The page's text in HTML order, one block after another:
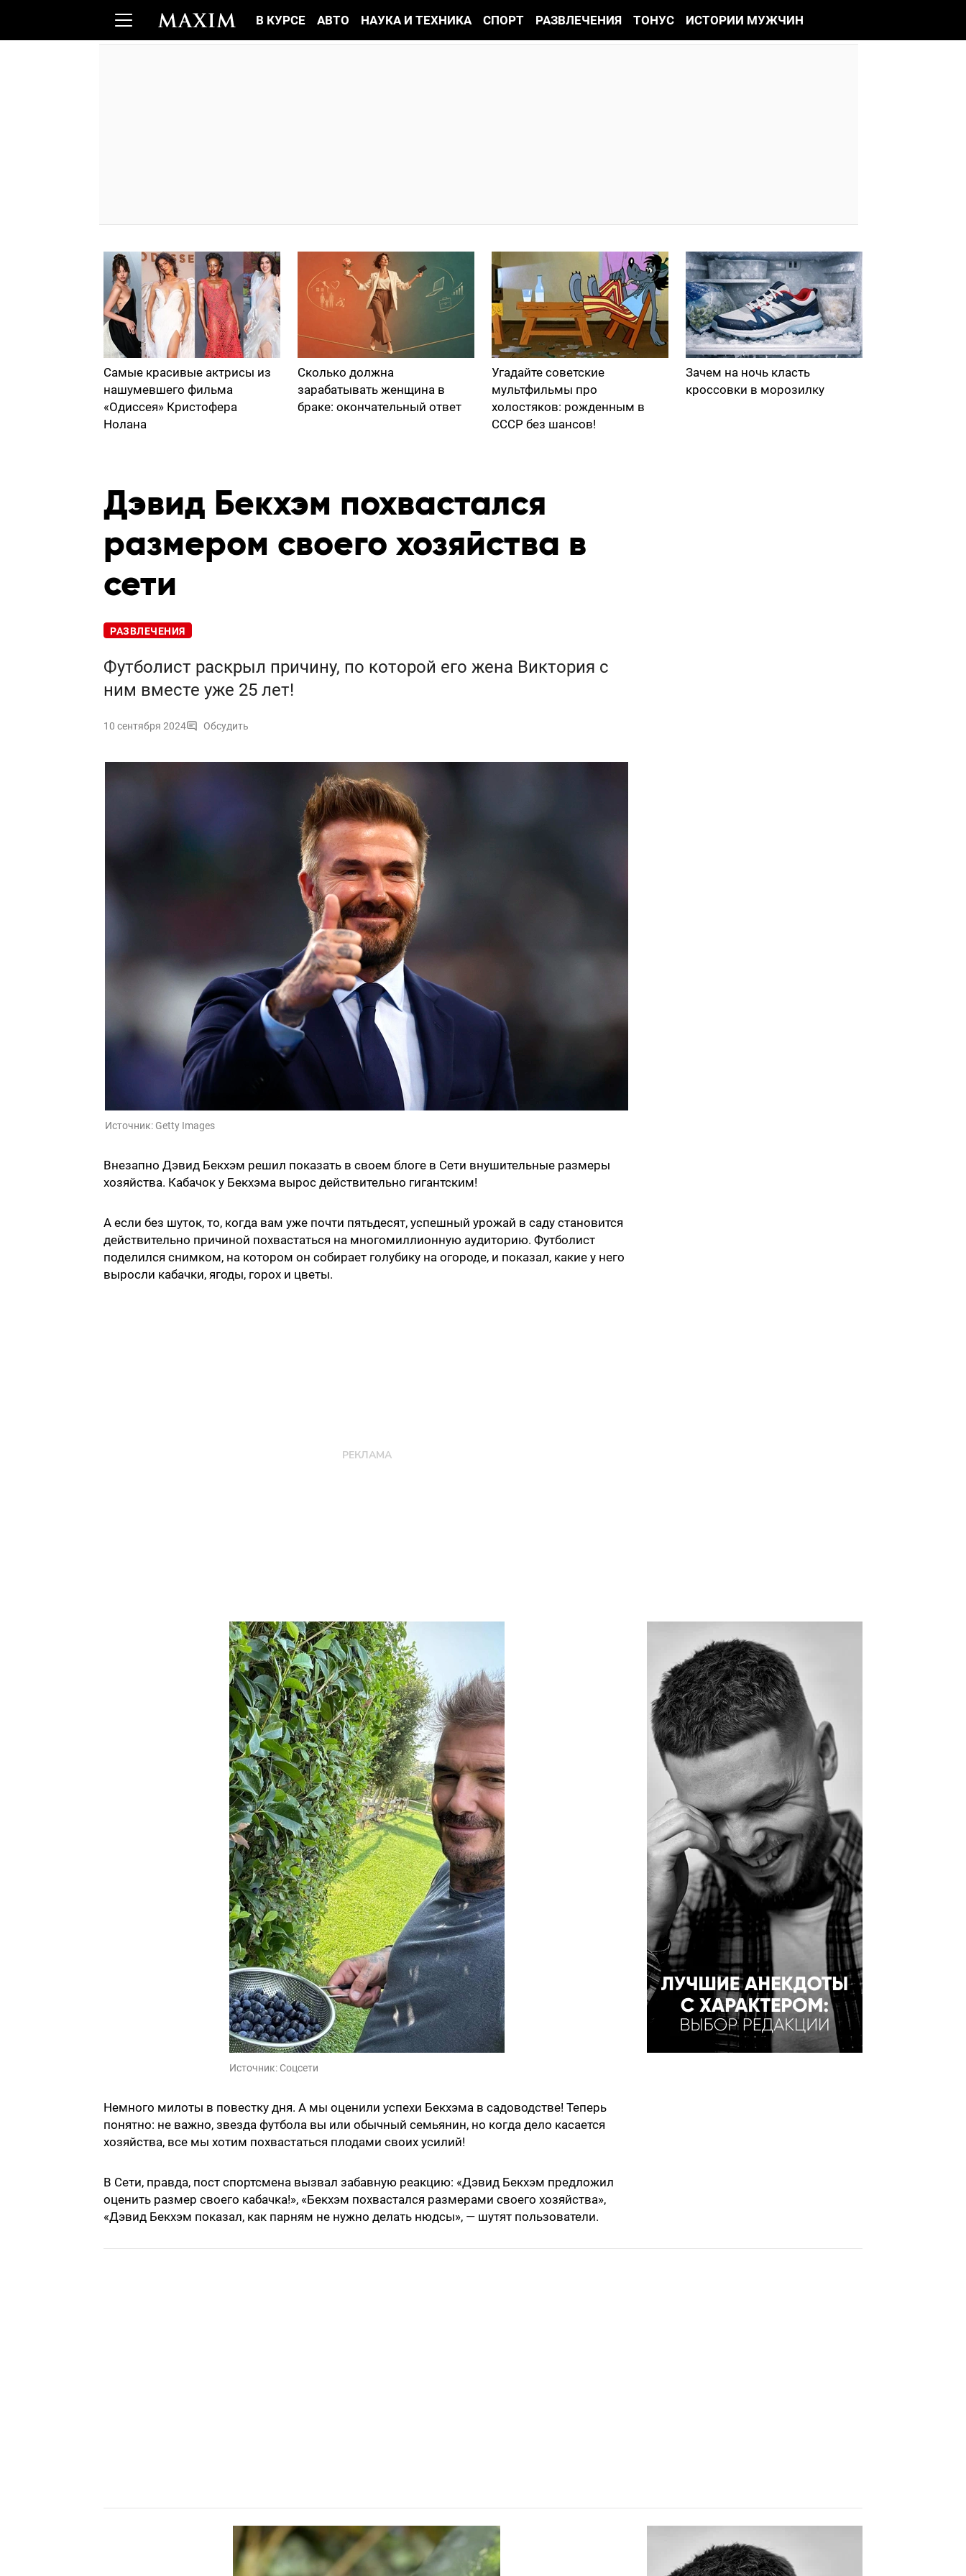
В КУРСЕ АВТО НАУКА И ТЕХНИКА СПОРТ РАЗВЛЕЧЕНИЯ ТОНУС ИСТОРИИ МУЖЧИН
Самые красивые актрисы из
нашумевшего фильма
«Одиссея» Кристофера
Нолана
Сколько должна
зарабатывать женщина в
браке: окончательный ответ
Угадайте советские
мультфильмы про
холостяков: рожденным в
СССР без шансов!
Зачем на ночь класть
кроссовки в морозилку
Дэвид Бекхэм похвастался
размером своего хозяйства в
сети
РАЗВЛЕЧЕНИЯ
Футболист раскрыл причину, по которой его жена Виктория с
ним вместе уже 25 лет!
10 сентября 2024 Обсудить
Источник: Getty Images
Внезапно Дэвид Бекхэм решил показать в своем блоге в Сети внушительные размеры
хозяйства. Кабачок у Бекхэма вырос действительно гигантским!
А если без шуток, то, когда вам уже почти пятьдесят, успешный урожай в саду становится
действительно причиной похвастаться на многомиллионную аудиторию. Футболист
поделился снимком, на котором он собирает голубику на огороде, и показал, какие у него
выросли кабачки, ягоды, горох и цветы.
Источник: Соцсети
Немного милоты в повестку дня. А мы оценили успехи Бекхэма в садоводстве! Теперь
понятно: не важно, звезда футбола вы или обычный семьянин, но когда дело касается
хозяйства, все мы хотим похвастаться плодами своих усилий!
В Сети, правда, пост спортсмена вызвал забавную реакцию: «Дэвид Бекхэм предложил
оценить размер своего кабачка!», «Бекхэм похвастался размерами своего хозяйства»,
«Дэвид Бекхэм показал, как парням не нужно делать нюдсы», — шутят пользователи.